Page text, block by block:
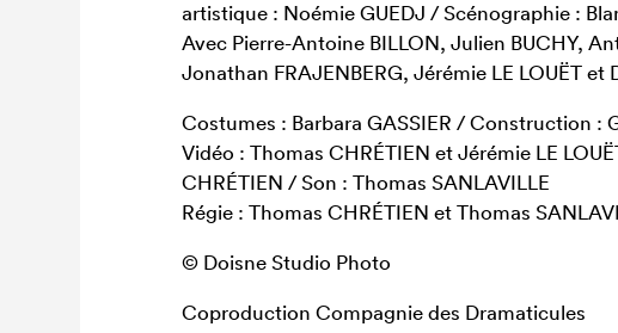
artistique : Noémie GUEDJ / Scénographie :
Avec Pierre-Antoine BILLON, Julien BUCHY,
Jonathan FRAJENBERG, Jérémie LE LOUËT et
Costumes : Barbara GASSIER / Construction :
Vidéo : Thomas CHRÉTIEN et Jérémie LE
CHRÉTIEN / Son : Thomas SANLAVILLE
Régie : Thomas CHRÉTIEN et Thomas
© Doisne Studio Photo
Coproduction Compagnie des Dramaticules